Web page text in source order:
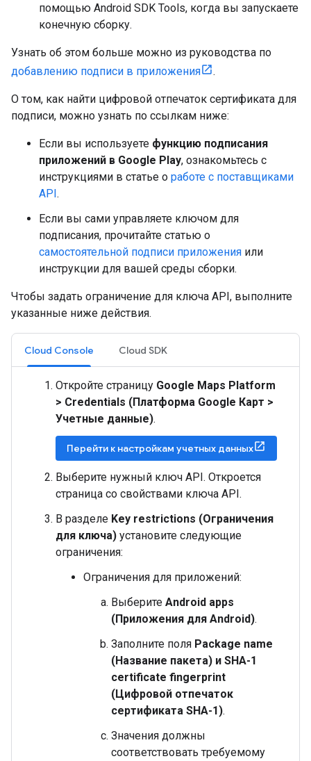
помощью Android SDK Tools, когда вы запускаете
конечную сборку.
Узнать об этом больше можно из руководства по
добавлению подписи в приложения
.
О том, как найти цифровой отпечаток сертификата для
подписи, можно узнать по ссылкам ниже:
Если вы используете функцию подписания
приложений в Google Play, ознакомьтесь с
инструкциями в статье о работе с поставщиками
API.
Если вы сами управляете ключом для
подписания, прочитайте статью о
самостоятельной подписи приложения или
инструкции для вашей среды сборки.
Чтобы задать ограничение для ключа API, выполните
указанные ниже действия.
Cloud Console Cloud SDK
Откройте страницу Google Maps Platform
> Credentials (Платформа Google Карт >
Учетные данные).
Перейти к настройкам учетных данных
Выберите нужный ключ API. Откроется
страница со свойствами ключа API.
В разделе Key restrictions (Ограничения
для ключа) установите следующие
ограничения:
Ограничения для приложений:
Выберите Android apps
(Приложения для Android).
Заполните поля Package name
(Название пакета) и SHA-1
certificate fingerprint
(Цифровой отпечаток
сертификата SHA-1).
Значения должны
соответствовать требуемому